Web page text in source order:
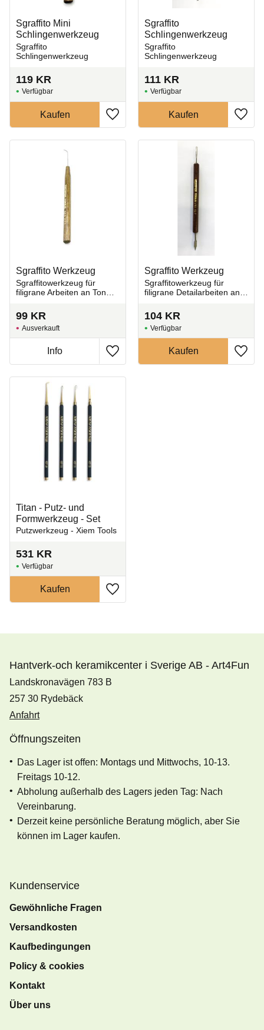
Sgraffito Mini
Schlingenwerkzeug
Sgraffito
Schlingenwerkzeug
119 KR
Zu Favoriten hinzufügen
Sgraffito
Schlingenwerkzeug
Sgraffito
Schlingenwerkzeug
111 KR
Zu
Sgraffito Werkzeug
Sgraffitowerkzeug für
filigrane Arbeiten an Ton
99 KR
Zu Favoriten hinzufügen
Ausverkauft
Sgraffito Werkzeug
Sgraffitowerkzeug für
filigrane Detailarbeiten an
104 KR
Zu
Titan - Putz- und
Formwerkzeug - Set
Putzwerkzeug - Xiem Tools
531 KR
Zu Favoriten hinzufügen
Hantverk-och keramikcenter i Sverige AB - Art4Fun
Landskronavägen 783 B
257 30 Rydebäck
Anfahrt
Öffnungszeiten
Das Lager ist offen: Montags und Mittwochs, 10-13.
Freitags 10-12.
Abholung außerhalb des Lagers jeden Tag: Nach
Vereinbarung.
Derzeit keine persönliche Beratung möglich, aber Sie
können im Lager kaufen.
Kundenservice
Gewöhnliche Fragen
Versandkosten
Kaufbedingungen
Policy & cookies
Kontakt
Über uns